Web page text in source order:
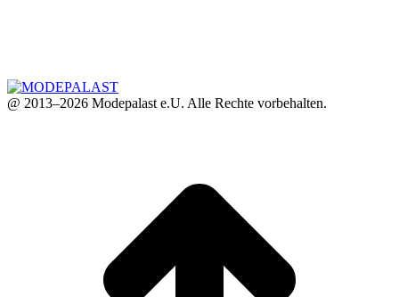
@ 2013–2026 Modepalast e.U. Alle Rechte vorbehalten.